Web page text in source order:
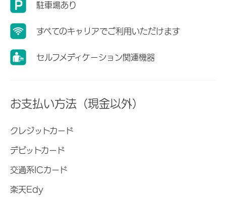
駐車場あり
すべてのキャリアでご利用いただけます
セルフメディケーション関連機器
お支払い方法（現金以外）
クレジットカード
デビットカード
交通系ICカード
楽天Edy